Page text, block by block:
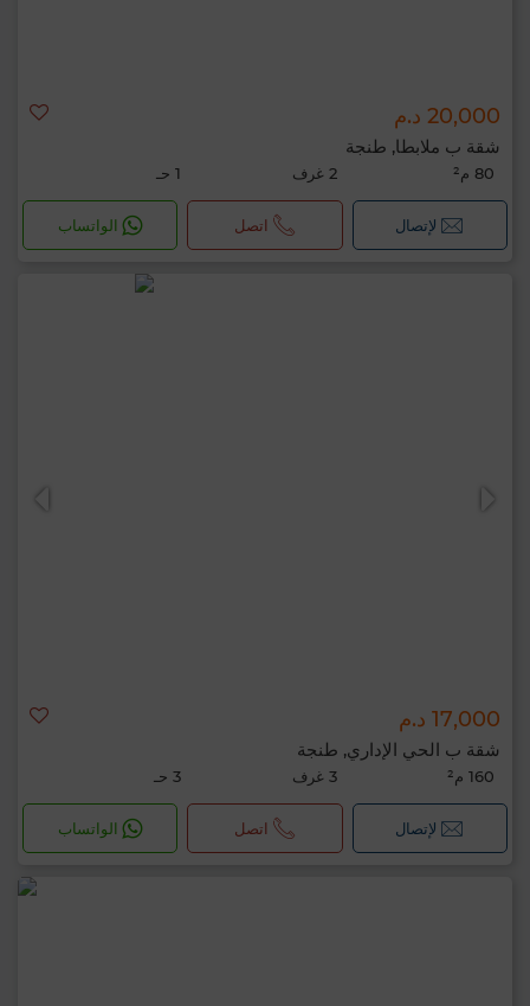
20,000 د.م
شقة ب ملابطا, طنجة
80 م² 2 غرف 1 حـ
لإتصال اتصل الواتساب
17,000 د.م
شقة ب الحي الإداري, طنجة
160 م² 3 غرف 3 حـ
لإتصال اتصل الواتساب